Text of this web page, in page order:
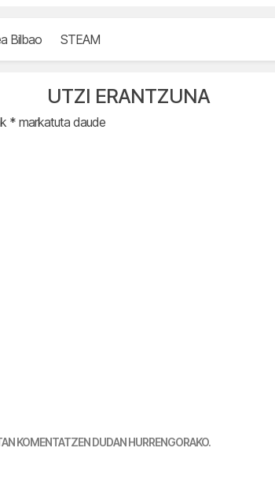
Bilbao STEAM
UTZI ERANTZUNA
* markatuta daude
KOMENTATZEN DUDAN HURRENGORAKO.